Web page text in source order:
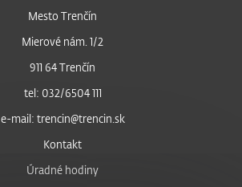
Mesto Trenčín
Mierové nám. 1/2
911 64 Trenčín
tel: 032/6504 111
e-mail: trencin@trencin.sk
Kontakt
Úradné hodiny